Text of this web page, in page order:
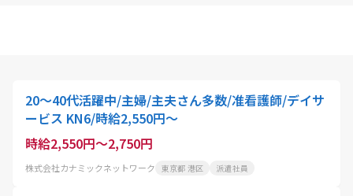
20～40代活躍中/主婦/主夫さん多数/准看護師/デイサ
ービス KN6/時給2,550円～
時給2,550円～2,750円
株式会社カナミックネットワーク 東京都 港区 派遣社員